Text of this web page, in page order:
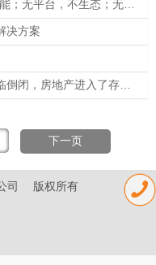
台，不生态；无服务，不未来
决方案
为房地产配套的楼宇对讲如何调整行业战略呢
下一页
公司 版权所有